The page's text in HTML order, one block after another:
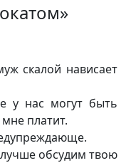
скалой нависает
у нас могут быть
платит.
обсудим твою